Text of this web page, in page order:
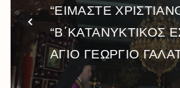
“ΕΙΜΑΣΤΕ
“Β΄ΚΑΤΑΝΥΚΤΙΚΟΣ
ΑΓΙΟ ΓΕΩΡΓΙΟ